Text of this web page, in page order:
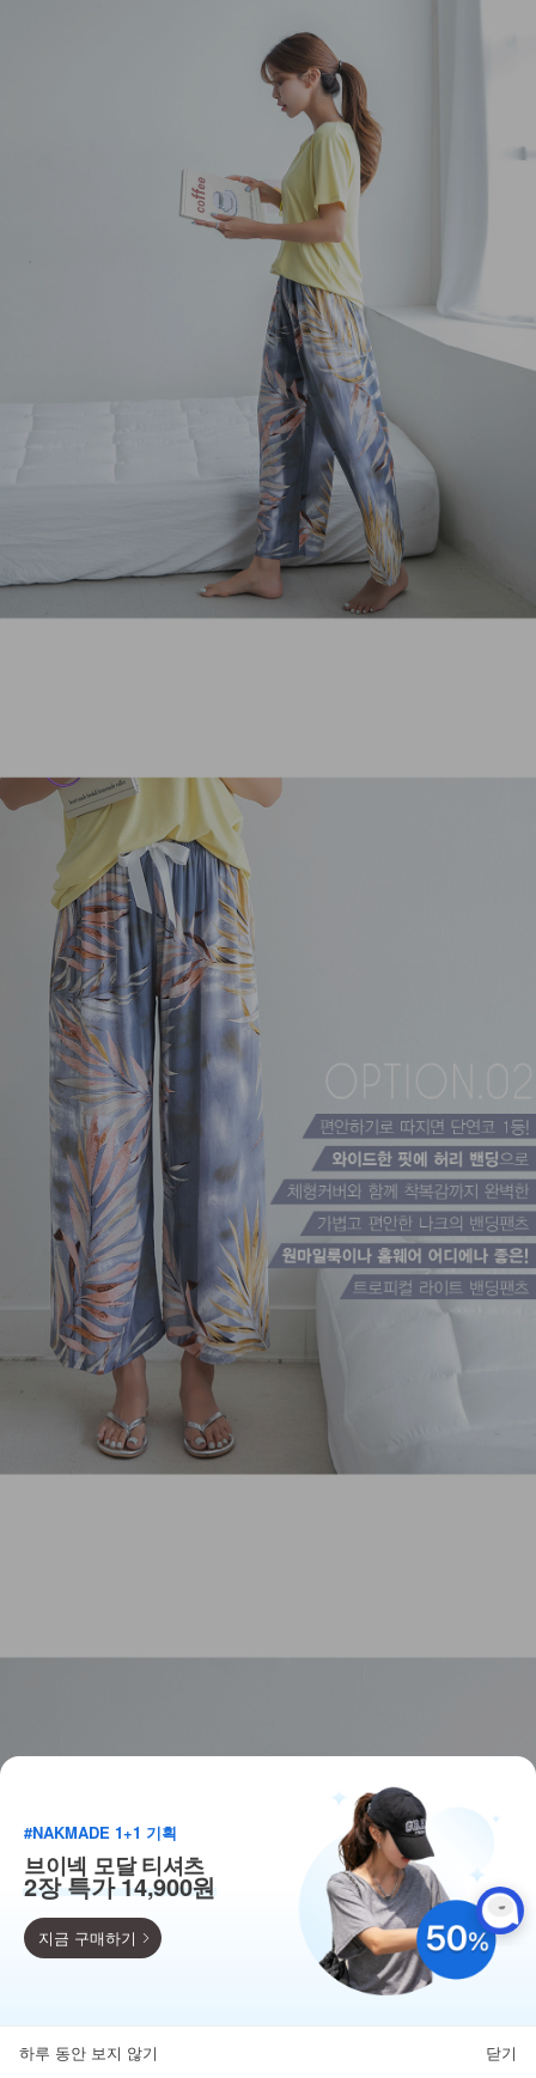
득템찬스
#NAKMADE 1+1 기획
브이넥 모달 티셔츠
2장 특가 14,900원
지금 구매하기
하루 동안 보지 않기 닫기
뒤로가기 카테고리 마이페이지